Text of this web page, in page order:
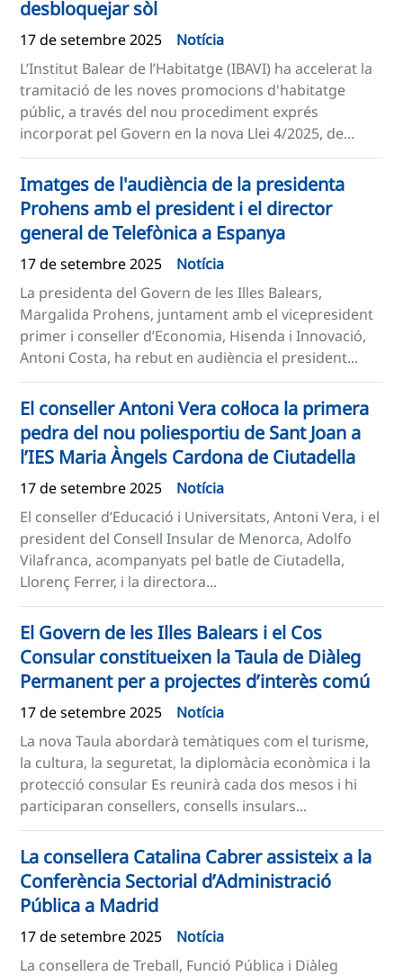
desbloquejar sòl
17 de setembre 2025
Notícia
L’Institut Balear de l’Habitatge (IBAVI) ha accelerat la
tramitació de les noves promocions d'habitatge
públic, a través del nou procediment exprés
incorporat pel Govern en la nova Llei 4/2025, de...
Imatges de l'audiència de la presidenta
Prohens amb el president i el director
general de Telefònica a Espanya
17 de setembre 2025
Notícia
La presidenta del Govern de les Illes Balears,
Margalida Prohens, juntament amb el vicepresident
primer i conseller d’Economia, Hisenda i Innovació,
Antoni Costa, ha rebut en audiència el president...
El conseller Antoni Vera col·loca la primera
pedra del nou poliesportiu de Sant Joan a
l’IES Maria Àngels Cardona de Ciutadella
17 de setembre 2025
Notícia
El conseller d’Educació i Universitats, Antoni Vera, i el
president del Consell Insular de Menorca, Adolfo
Vilafranca, acompanyats pel batle de Ciutadella,
Llorenç Ferrer, i la directora...
El Govern de les Illes Balears i el Cos
Consular constitueixen la Taula de Diàleg
Permanent per a projectes d’interès comú
17 de setembre 2025
Notícia
La nova Taula abordarà temàtiques com el turisme,
la cultura, la seguretat, la diplomàcia econòmica i la
protecció consular Es reunirà cada dos mesos i hi
participaran consellers, consells insulars...
La consellera Catalina Cabrer assisteix a la
Conferència Sectorial d’Administració
Pública a Madrid
17 de setembre 2025
Notícia
La consellera de Treball, Funció Pública i Diàleg